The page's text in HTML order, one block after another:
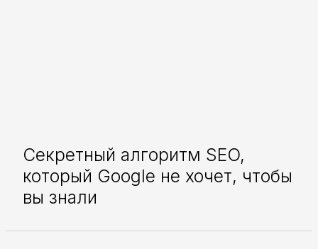
Секретный алгоритм SEO,
который Google не хочет, чтобы
вы знали